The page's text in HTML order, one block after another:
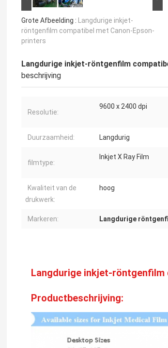
Grote Afbeelding : Langdurige inkjet-
röntgenfilm compatibel met Canon-Epson-
printers
Langdurige inkjet-röntgenfilm
beschrijving
Resolutie:
9600 x 2400 dpi
Duurzaamheid: Langdurig
filmtype:
Inkjet X Ray Film
Kwaliteit van de
drukwerk:
hoog
Markeren: Langdurige
Langdurige inkjet-röntgenfilm
Productbeschrijving: